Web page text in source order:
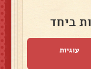
ביחד
עוגיות